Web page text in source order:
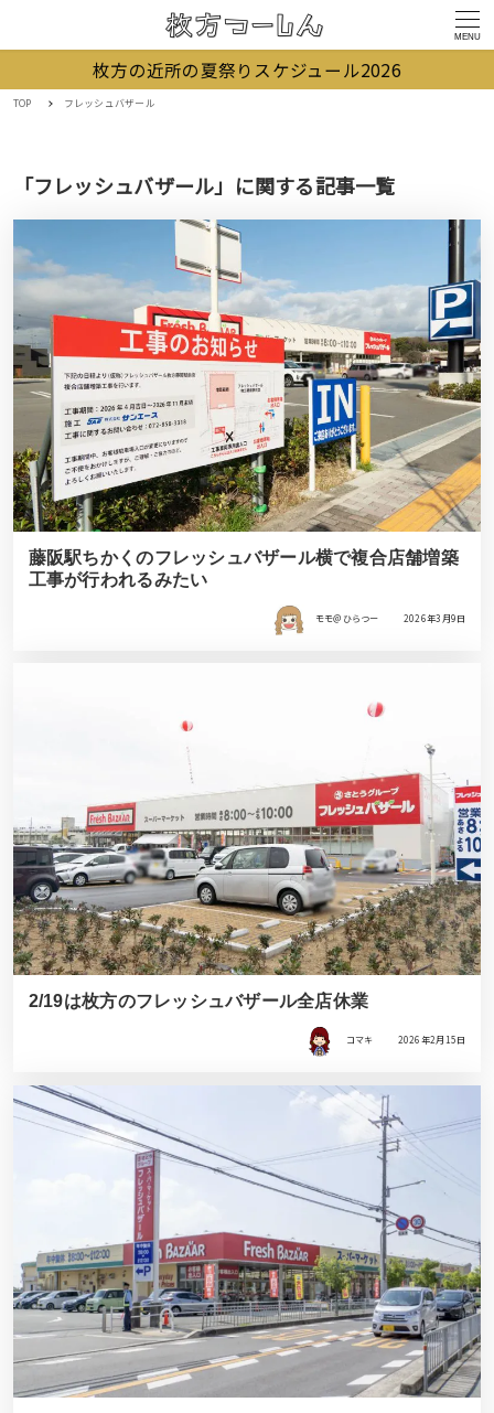
MENU
枚方の近所の夏祭りスケジュール2026
TOP フレッシュバザール
「フレッシュバザール」に関する記事一覧
藤阪駅ちかくのフレッシュバザール横で複合店舗増築
工事が行われるみたい
モモ＠ひらつー 2026年3月9日
2/19は枚方のフレッシュバザール全店休業
コマキ 2026年2月15日